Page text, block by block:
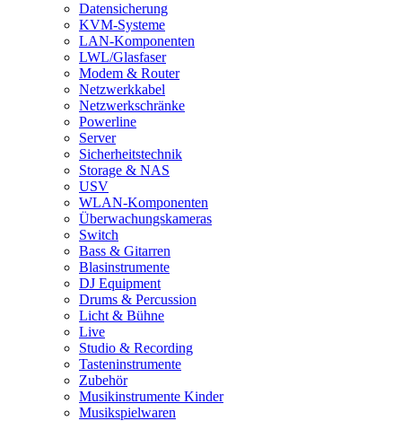
Datensicherung
KVM-Systeme
LAN-Komponenten
LWL/Glasfaser
Modem & Router
Netzwerkkabel
Netzwerkschränke
Powerline
Server
Sicherheitstechnik
Storage & NAS
USV
WLAN-Komponenten
Überwachungskameras
Switch
Bass & Gitarren
Blasinstrumente
DJ Equipment
Drums & Percussion
Licht & Bühne
Live
Studio & Recording
Tasteninstrumente
Zubehör
Musikinstrumente Kinder
Musikspielwaren